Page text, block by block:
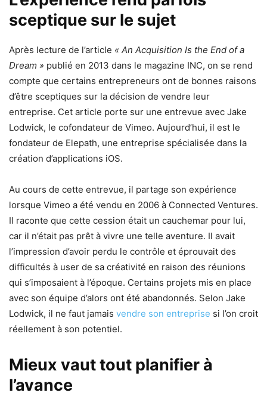
sceptique sur le sujet
Après lecture de l’article « An Acquisition Is the End of a
Dream » publié en 2013 dans le magazine INC, on se rend
compte que certains entrepreneurs ont de bonnes raisons
d’être sceptiques sur la décision de vendre leur
entreprise. Cet article porte sur une entrevue avec Jake
Lodwick, le cofondateur de Vimeo. Aujourd’hui, il est le
fondateur de Elepath, une entreprise spécialisée dans la
création d’applications iOS.
Au cours de cette entrevue, il partage son expérience
lorsque Vimeo a été vendu en 2006 à Connected Ventures.
Il raconte que cette cession était un cauchemar pour lui,
car il n’était pas prêt à vivre une telle aventure. Il avait
l’impression d’avoir perdu le contrôle et éprouvait des
difficultés à user de sa créativité en raison des réunions
qui s’imposaient à l’époque. Certains projets mis en place
avec son équipe d’alors ont été abandonnés. Selon Jake
Lodwick, il ne faut jamais vendre son entreprise si l’on croit
réellement à son potentiel.
Mieux vaut tout planifier à
l’avance